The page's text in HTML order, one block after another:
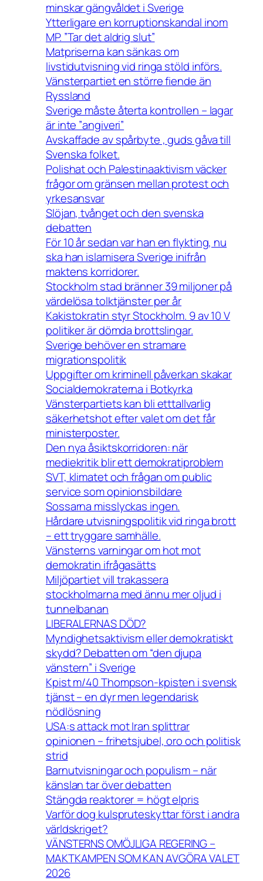
minskar gängvåldet i Sverige
Ytterligare en korruptionskandal inom
MP. ”Tar det aldrig slut”
Matpriserna kan sänkas om
livstidutvisning vid ringa stöld införs.
Vänsterpartiet en större fiende än
Ryssland
Sverige måste återta kontrollen – lagar
är inte ”angiveri”
Avskaffade av spårbyte , guds gåva till
Svenska folket.
Polishat och Palestinaaktivism väcker
frågor om gränsen mellan protest och
yrkesansvar
Slöjan, tvånget och den svenska
debatten
För 10 år sedan var han en flykting, nu
ska han islamisera Sverige inifrån
maktens korridorer.
Stockholm stad bränner 39 miljoner på
värdelösa tolktjänster per år
Kakistokratin styr Stockholm. 9 av 10 V
politiker är dömda brottslingar.
Sverige behöver en stramare
migrationspolitik
Uppgifter om kriminell påverkan skakar
Socialdemokraterna i Botkyrka
Vänsterpartiets kan bli etttallvarlig
säkerhetshot efter valet om det får
ministerposter.
Den nya åsiktskorridoren: när
mediekritik blir ett demokratiproblem
SVT, klimatet och frågan om public
service som opinionsbildare
Sossarna misslyckas ingen.
Hårdare utvisningspolitik vid ringa brott
– ett tryggare samhälle.
Vänsterns varningar om hot mot
demokratin ifrågasätts
Miljöpartiet vill trakassera
stockholmarna med ännu mer oljud i
tunnelbanan
LIBERALERNAS DÖD?
Myndighetsaktivism eller demokratiskt
skydd? Debatten om “den djupa
vänstern” i Sverige
Kpist m/40 Thompson-kpisten i svensk
tjänst – en dyr men legendarisk
nödlösning
USA:s attack mot Iran splittrar
opinionen – frihetsjubel, oro och politisk
strid
Barnutvisningar och populism – när
känslan tar över debatten
Stängda reaktorer = högt elpris
Varför dog kulspruteskyttar först i andra
världskriget?
VÄNSTERNS OMÖJLIGA REGERING –
MAKTKAMPEN SOM KAN AVGÖRA VALET
2026